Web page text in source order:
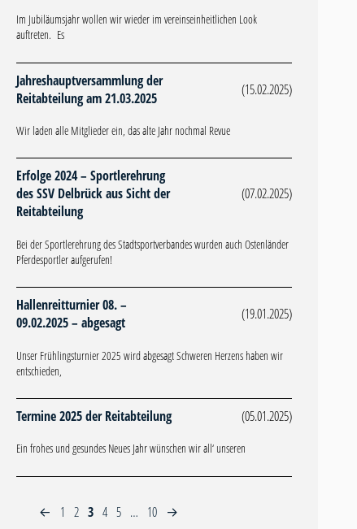
Im Jubiläumsjahr wollen wir wieder im vereinseinheitlichen Look
auftreten. Es
Jahreshauptversammlung der
Reitabteilung am 21.03.2025
(15.02.2025)
Wir laden alle Mitglieder ein, das alte Jahr nochmal Revue
Erfolge 2024 – Sportlerehrung
des SSV Delbrück aus Sicht der
Reitabteilung
(07.02.2025)
Bei der Sportlerehrung des Stadtsportverbandes wurden auch Ostenländer
Pferdesportler aufgerufen!
Hallenreitturnier 08. –
09.02.2025 – abgesagt
(19.01.2025)
Unser Frühlingsturnier 2025 wird abgesagt Schweren Herzens haben wir
entschieden,
Termine 2025 der Reitabteilung (05.01.2025)
Ein frohes und gesundes Neues Jahr wünschen wir all‘ unseren
← 1 2 3 4 5 … 10 →